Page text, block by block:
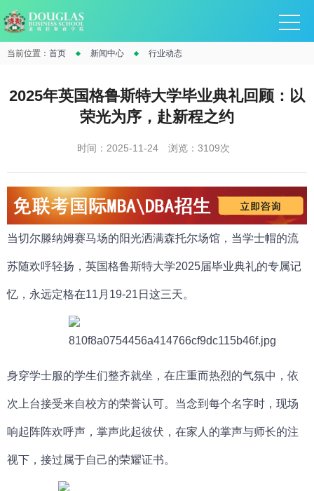
当前位置： 首页 新闻中心 行业动态
2025年英国格鲁斯特大学毕业典礼回顾：以
荣光为序，赴新程之约
时间：2025-11-24 浏览：3109次
当切尔滕纳姆赛马场的阳光洒满森托尔场馆，当学士帽的流
苏随欢呼轻扬，英国格鲁斯特大学2025届毕业典礼的专属记
忆，永远定格在11月19-21日这三天。
身穿学士服的学生们整齐就坐，在庄重而热烈的气氛中，依
次上台接受来自校方的荣誉认可。当念到每个名字时，现场
响起阵阵欢呼声，掌声此起彼伏，在家人的掌声与师长的注
视下，接过属于自己的荣耀证书。